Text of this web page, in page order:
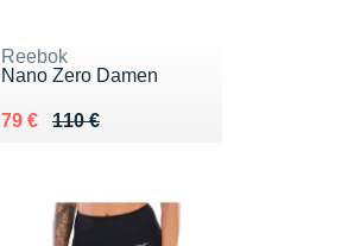
Reebok
Nano Zero Damen
110 €
Au lieu de 110 €
79 €
Vendu 79 €